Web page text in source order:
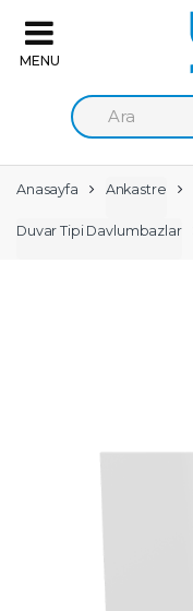
A
r
m
a
Anasayfa Ankastre
Duvar Tipi Davlumbazlar